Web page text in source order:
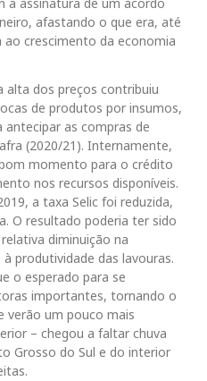
afastando o que era, até
crescimento da economia
alta dos preços contribuiu
de produtos por insumos,
as compras de
(2020/21). Internamente,
momento para o crédito
nos recursos disponíveis.
a taxa Selic foi reduzida,
O resultado poderia ter sido
diminuição na
produtividade das lavouras.
o esperado para se
importantes, tornando o
verão um pouco mais
– chegou a faltar chuva
Grosso do Sul e do interior